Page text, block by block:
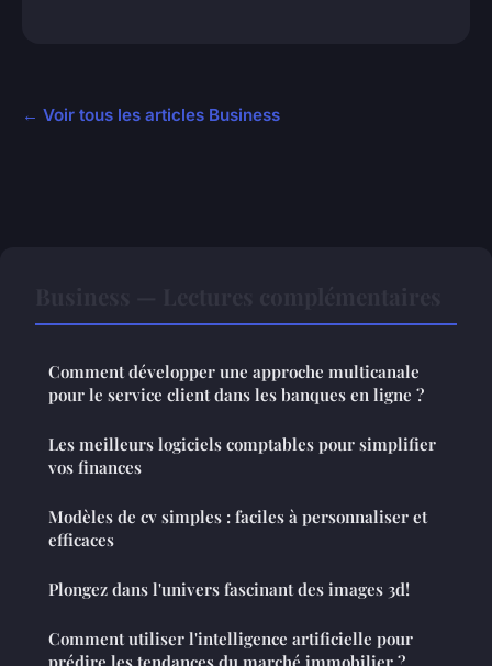
← Voir tous les articles Business
Comment développer une approche multicanale
pour le service client dans les banques en ligne ?
Les meilleurs logiciels comptables pour simplifier
vos finances
Modèles de cv simples : faciles à personnaliser et
efficaces
Plongez dans l'univers fascinant des images 3d!
Comment utiliser l'intelligence artificielle pour
prédire les tendances du marché immobilier ?